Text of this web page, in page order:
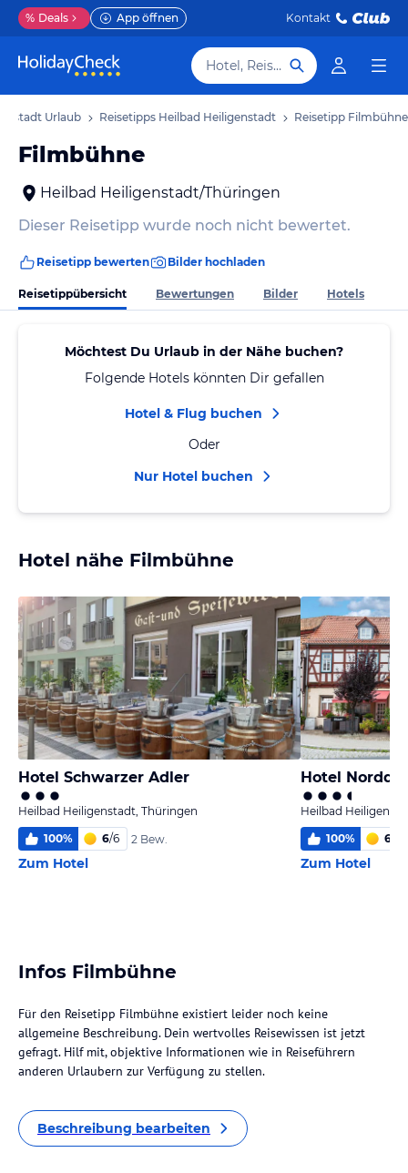
% Deals App öffnen Kontakt
Hotel, Reiseziel
Urlaub Reisetipps Heilbad Heiligenstadt Reisetipp Filmbühne
Filmbühne
Heilbad Heiligenstadt/Thüringen
Dieser Reisetipp wurde noch nicht bewertet.
Reisetipp bewerten Bilder hochladen
Reisetippübersicht Bewertungen Bilder Hotels
Möchtest Du Urlaub in der Nähe buchen?
Folgende Hotels könnten Dir gefallen
Hotel & Flug buchen
Oder
Nur Hotel buchen
Hotel nähe Filmbühne
Hotel Schwarzer Adler
Heilbad Heiligenstadt, Thüringen
100% 6/6 2 Bew.
Zum Hotel
Hotel
Heilbad
100% 6,0
Zum Hotel
Infos Filmbühne
Für den Reisetipp Filmbühne existiert leider noch keine
allgemeine Beschreibung. Dein wertvolles Reisewissen ist jetzt
gefragt. Hilf mit, objektive Informationen wie in Reiseführern
anderen Urlaubern zur Verfügung zu stellen.
Beschreibung bearbeiten